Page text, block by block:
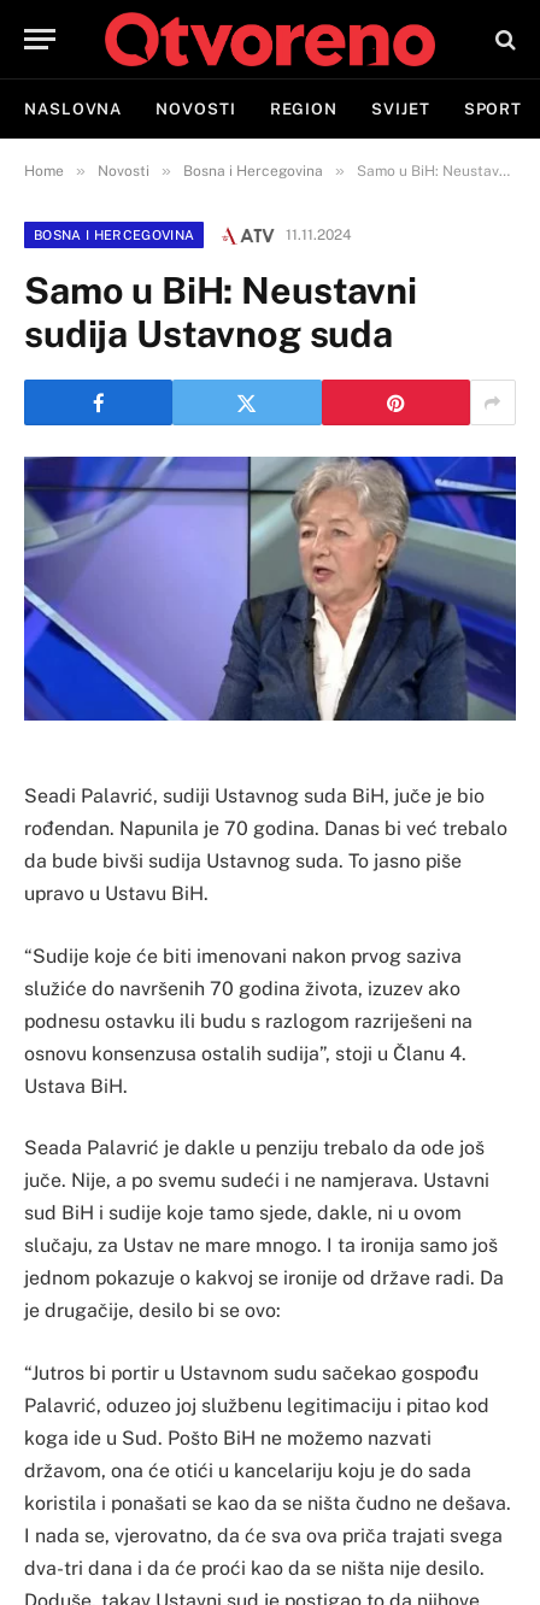
NASLOVNA NOVOSTI REGION SVIJET SPORT
Home » Novosti » Bosna i Hercegovina » Samo u BiH: Neustavni sudija Ustavnog suda
BOSNA I HERCEGOVINA 11.11.2024
Samo u BiH: Neustavni
sudija Ustavnog suda
Seadi Palavrić, sudiji Ustavnog suda BiH, juče je bio
rođendan. Napunila je 70 godina. Danas bi već trebalo
da bude bivši sudija Ustavnog suda. To jasno piše
upravo u Ustavu BiH.
“Sudije koje će biti imenovani nakon prvog saziva
služiće do navršenih 70 godina života, izuzev ako
podnesu ostavku ili budu s razlogom razriješeni na
osnovu konsenzusa ostalih sudija”, stoji u Članu 4.
Ustava BiH.
Seada Palavrić je dakle u penziju trebalo da ode još
juče. Nije, a po svemu sudeći i ne namjerava. Ustavni
sud BiH i sudije koje tamo sjede, dakle, ni u ovom
slučaju, za Ustav ne mare mnogo. I ta ironija samo još
jednom pokazuje o kakvoj se ironije od države radi. Da
je drugačije, desilo bi se ovo:
“Jutros bi portir u Ustavnom sudu sačekao gospođu
Palavrić, oduzeo joj službenu legitimaciju i pitao kod
koga ide u Sud. Pošto BiH ne možemo nazvati
državom, ona će otići u kancelariju koju je do sada
koristila i ponašati se kao da se ništa čudno ne dešava.
I nada se, vjerovatno, da će sva ova priča trajati svega
dva-tri dana i da će proći kao da se ništa nije desilo.